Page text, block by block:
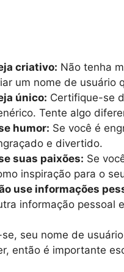
criativo: Não tenha
um nome de usuário
único: Certifique-se
Tente algo
humor: Se você é
e divertido.
suas paixões: Se
inspiração para o
use informações
informação pessoal
seu nome de
então é importante